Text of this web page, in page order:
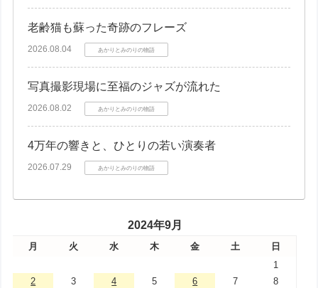
老齢猫も蘇った奇跡のフレーズ
2026.08.04 あかりとみのりの物語
写真撮影現場に至福のジャズが流れた
2026.08.02 あかりとみのりの物語
4万年の響きと、ひとりの若い演奏者
2026.07.29 あかりとみのりの物語
2024年9月
月 火 水 木 金 土
日
1
2
3 4 5 6 7
8